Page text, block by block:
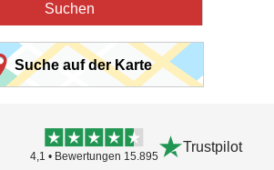
Suchen
Suche auf der Karte
4,1 • Bewertungen 15.895
Trustpilot